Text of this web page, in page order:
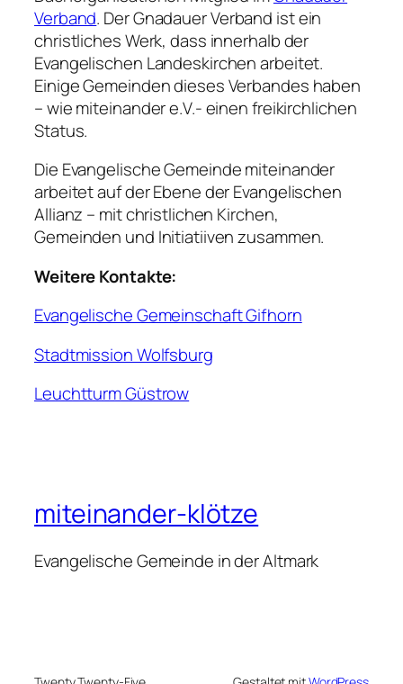
Verband. Der Gnadauer Verband ist ein
christliches Werk, dass innerhalb der
Evangelischen Landeskirchen arbeitet.
Einige Gemeinden dieses Verbandes haben
– wie miteinander e.V.- einen freikirchlichen
Status.
Die Evangelische Gemeinde miteinander
arbeitet auf der Ebene der Evangelischen
Allianz – mit christlichen Kirchen,
Gemeinden und Initiatiiven zusammen.
Weitere Kontakte:
Evangelische Gemeinschaft Gifhorn
Stadtmission Wolfsburg
Leuchtturm Güstrow
miteinander-klötze
Evangelische Gemeinde in der Altmark